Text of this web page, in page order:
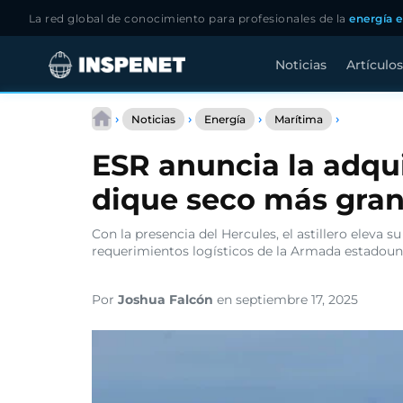
La red global de conocimiento para profesionales de laenergía
Noticias Artículos
› Noticias › Energía › Marítima ›
del
Hercules,
el
dique
seco
más
de
Puget
ESR anuncia la
dique seco más
Con la presencia del Hercules, el astillero eleva
requerimientos logísticos de la Armada
Por Joshua Falcón en septiembre 17, 2025